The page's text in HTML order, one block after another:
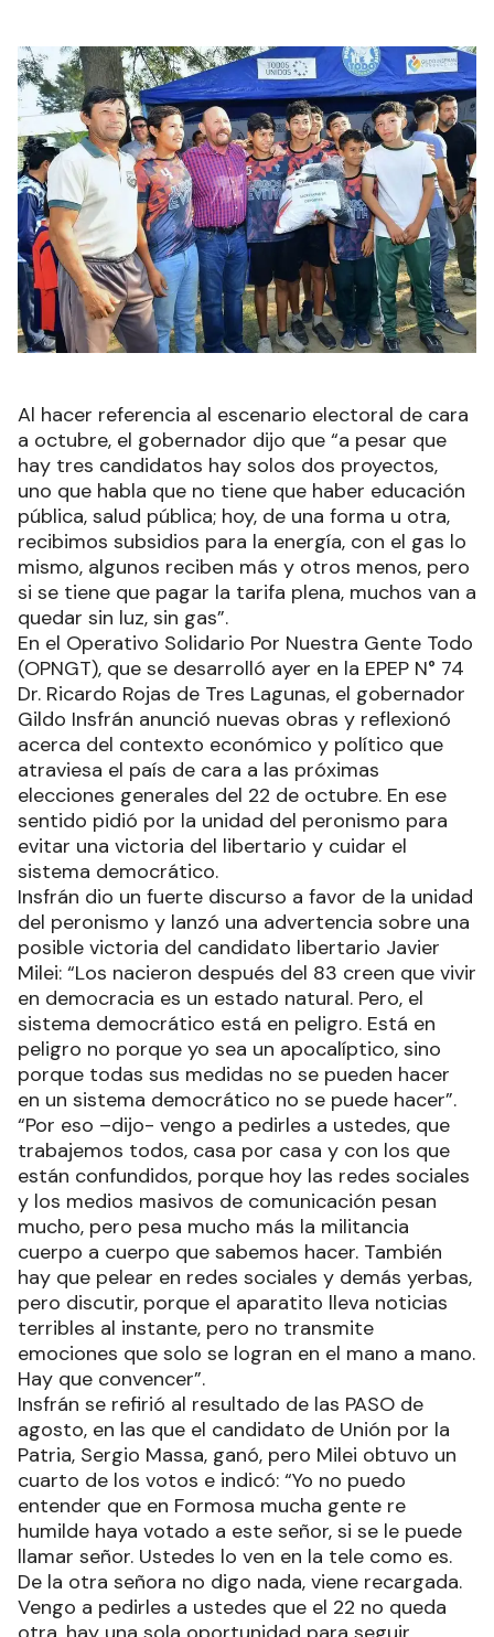
Al hacer referencia al escenario electoral de cara
a octubre, el gobernador dijo que “a pesar que
hay tres candidatos hay solos dos proyectos,
uno que habla que no tiene que haber educación
pública, salud pública; hoy, de una forma u otra,
recibimos subsidios para la energía, con el gas lo
mismo, algunos reciben más y otros menos, pero
si se tiene que pagar la tarifa plena, muchos van a
quedar sin luz, sin gas”.
En el Operativo Solidario Por Nuestra Gente Todo
(OPNGT), que se desarrolló ayer en la EPEP N° 74
Dr. Ricardo Rojas de Tres Lagunas, el gobernador
Gildo Insfrán anunció nuevas obras y reflexionó
acerca del contexto económico y político que
atraviesa el país de cara a las próximas
elecciones generales del 22 de octubre. En ese
sentido pidió por la unidad del peronismo para
evitar una victoria del libertario y cuidar el
sistema democrático.
Insfrán dio un fuerte discurso a favor de la unidad
del peronismo y lanzó una advertencia sobre una
posible victoria del candidato libertario Javier
Milei: “Los nacieron después del 83 creen que vivir
en democracia es un estado natural. Pero, el
sistema democrático está en peligro. Está en
peligro no porque yo sea un apocalíptico, sino
porque todas sus medidas no se pueden hacer
en un sistema democrático no se puede hacer”.
“Por eso –dijo- vengo a pedirles a ustedes, que
trabajemos todos, casa por casa y con los que
están confundidos, porque hoy las redes sociales
y los medios masivos de comunicación pesan
mucho, pero pesa mucho más la militancia
cuerpo a cuerpo que sabemos hacer. También
hay que pelear en redes sociales y demás yerbas,
pero discutir, porque el aparatito lleva noticias
terribles al instante, pero no transmite
emociones que solo se logran en el mano a mano.
Hay que convencer”.
Insfrán se refirió al resultado de las PASO de
agosto, en las que el candidato de Unión por la
Patria, Sergio Massa, ganó, pero Milei obtuvo un
cuarto de los votos e indicó: “Yo no puedo
entender que en Formosa mucha gente re
humilde haya votado a este señor, si se le puede
llamar señor. Ustedes lo ven en la tele como es.
De la otra señora no digo nada, viene recargada.
Vengo a pedirles a ustedes que el 22 no queda